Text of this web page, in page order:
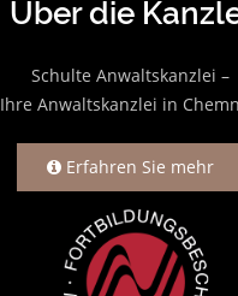
Über die
Schulte Anwaltskanzlei –
Ihre Anwaltskanzlei in
Erfahren Sie mehr